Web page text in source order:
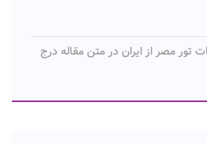
تور مصر از ایران در متن مقاله درج